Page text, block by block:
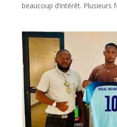
beaucoup d’intérêt. Plusieurs